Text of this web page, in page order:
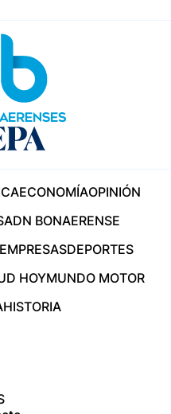
ECONOMÍAOPINIÓN
ADN BONAERENSE
DEPORTES
HOYMUNDO MOTOR
HISTORIA